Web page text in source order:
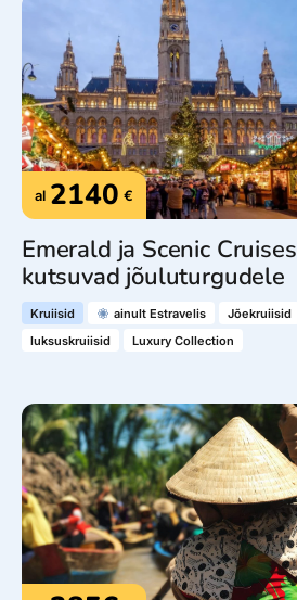
al 2140 €
Emerald ja Scenic Cruises
kutsuvad jõuluturgudele
Kruiisid ainult Estravelis
Jõekruiisid
luksuskruiisid
Luxury Collection